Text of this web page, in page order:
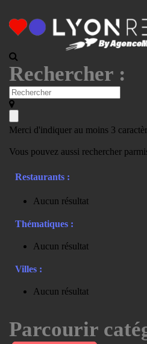
Rechercher :
Merci d'indiquer au moins 3
Vous pouvez aussi rechercher
Restaurants :
Aucun résultat
Thématiques :
Aucun résultat
Villes :
Aucun résultat
Parcourir